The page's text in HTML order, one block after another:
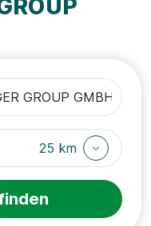
25 km